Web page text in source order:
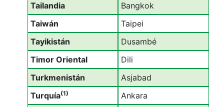
Tailandia
Bangkok
Taiwán
Taipei
Tayikistán
Dusambé
Timor Oriental
Dili
Turkmenistán
Asjabad
Turquía(1)
Ankara